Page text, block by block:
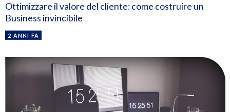
Ottimizzare il valore del cliente: come costruire un
Business invincibile
2 ANNI FA